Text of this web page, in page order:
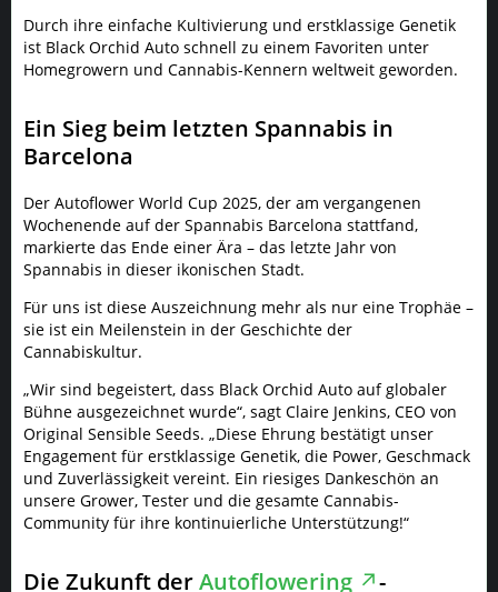
Durch ihre einfache Kultivierung und erstklassige Genetik
ist Black Orchid Auto schnell zu einem Favoriten unter
Homegrowern und Cannabis-Kennern weltweit geworden.
Ein Sieg beim letzten Spannabis in
Barcelona
Der Autoflower World Cup 2025, der am vergangenen
Wochenende auf der Spannabis Barcelona stattfand,
markierte das Ende einer Ära – das letzte Jahr von
Spannabis in dieser ikonischen Stadt.
Für uns ist diese Auszeichnung mehr als nur eine Trophäe –
sie ist ein Meilenstein in der Geschichte der
Cannabiskultur.
„Wir sind begeistert, dass Black Orchid Auto auf globaler
Bühne ausgezeichnet wurde“, sagt Claire Jenkins, CEO von
Original Sensible Seeds. „Diese Ehrung bestätigt unser
Engagement für erstklassige Genetik, die Power, Geschmack
und Zuverlässigkeit vereint. Ein riesiges Dankeschön an
unsere Grower, Tester und die gesamte Cannabis-
Community für ihre kontinuierliche Unterstützung!“
Die Zukunft derAutoflowering
-